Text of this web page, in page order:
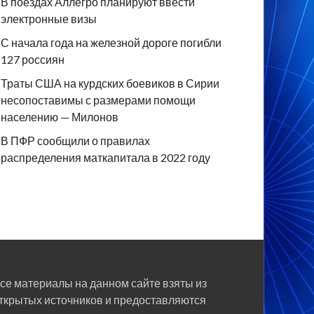
электронные визы
С начала года на железной дороге погибли
127 россиян
Траты США на курдских боевиков в Сирии
несопоставимы с размерами помощи
населению — Милонов
В ПФР сообщили о правилах
распределения маткапитала в 2022 году
материалы на данном сайте взяты из
источников и предоставляются